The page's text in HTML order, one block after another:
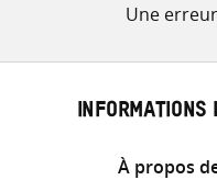
Une
INFORMATIONS
À propos